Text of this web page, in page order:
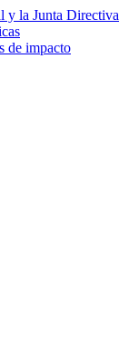
y la Junta Directiva
de impacto